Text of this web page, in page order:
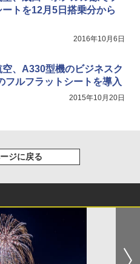
・イノシシ対策 自治体・教育機
登山・キャンプ・アウトドア・
ト トイレテント 透けない【換気
トを12月5日搭乗分から
2016年10月6日
、A330型機のビジネスク
フルフラットシートを導入
2015年10月20日
ジに戻る